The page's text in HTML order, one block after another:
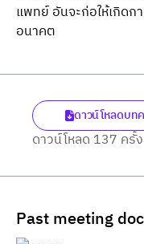
แพทย์ อันจะก่อให้เกิดก
อนาคต
ดาวน์โหลดบท
ดาวน์โหลด 137 ครั้ง
Past meeting